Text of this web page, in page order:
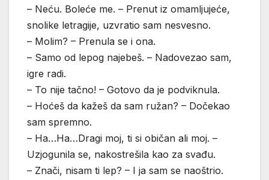
– Neću. Boleće me. – Prenut iz omamljujeće,
snolike letragije, uzvratio sam nesvesno.
– Molim? – Prenula se i ona.
– Samo od lepog najebeš. – Nadovezao sam,
igre radi.
– To nije tačno! – Gotovo da je podviknula.
– Hoćeš da kažeš da sam ružan? – Dočekao
sam spremno.
– Ha…Ha…Dragi moj, ti si običan ali moj. –
Uzjogunila se, nakostrešila kao za svađu.
– Znači, nisam ti lep? – I ja sam se naoštrio.